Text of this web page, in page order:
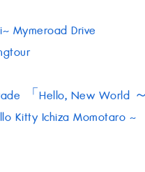
Mymeroad Drive
「Hello, New
Kitty Ichiza Momotaro ~